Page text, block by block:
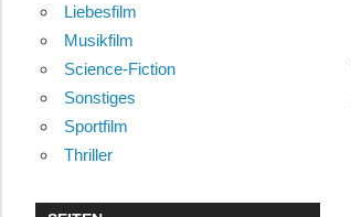
Liebesfilm
Musikfilm
Science-Fiction
Sonstiges
Sportfilm
Thriller